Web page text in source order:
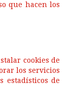
que hacen los
cookies de
los servicios
estadísticos de